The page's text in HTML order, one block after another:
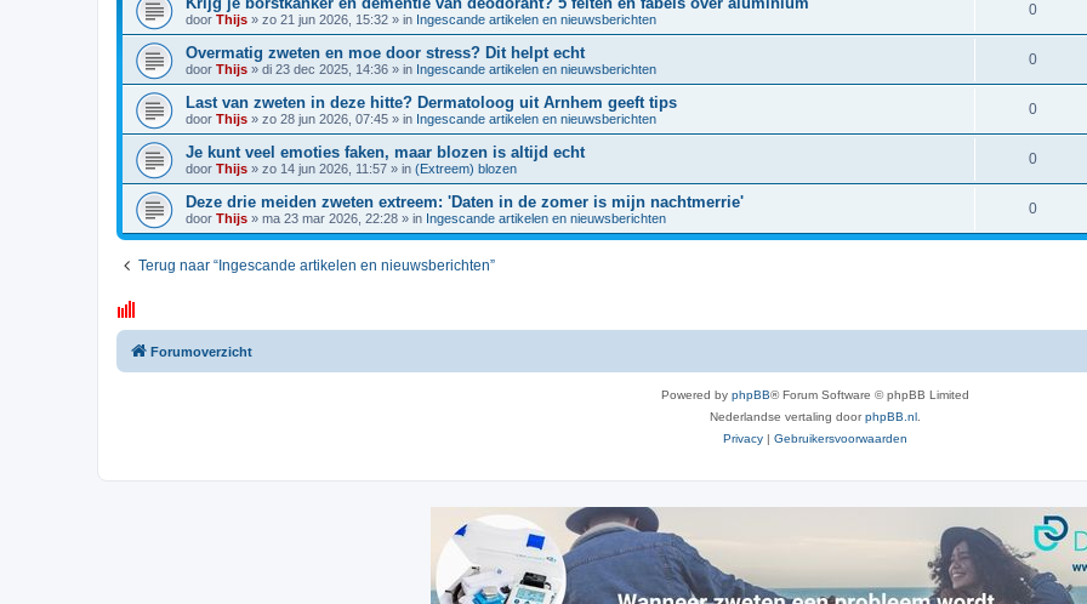
door Thijs » zo 21 jun 2026, 15:32 » in Ingescande artikelen en nieuwsberichten
0R
e
c
t
i
Overmatig zweten en moe door stress? Dit helpt echt
door Thijs » di 23 dec 2025, 14:36 » in Ingescande artikelen en nieuwsberichten
0R
e
c
t
i
Last van zweten in deze hitte? Dermatoloog uit Arnhem geeft tips
door Thijs » zo 28 jun 2026, 07:45 » in Ingescande artikelen en nieuwsberichten
0R
e
c
t
s
Je kunt veel emoties faken, maar blozen is altijd echt
door Thijs » zo 14 jun 2026, 11:57 » in (Extreem) blozen
0R
e
s
Deze drie meiden zweten extreem: 'Daten in de zomer is mijn nachtmerrie'
door Thijs » ma 23 mar 2026, 22:28 » in Ingescande artikelen en nieuwsberichten
0R
e
t
Terug naar “Ingescande artikelen en nieuwsberichten”
Forumoverzicht
Powered by phpBB® Forum Software © phpBB Limited
Nederlandse vertaling doorphpBB.nl
Privacy | Gebruikersvoorwaarden